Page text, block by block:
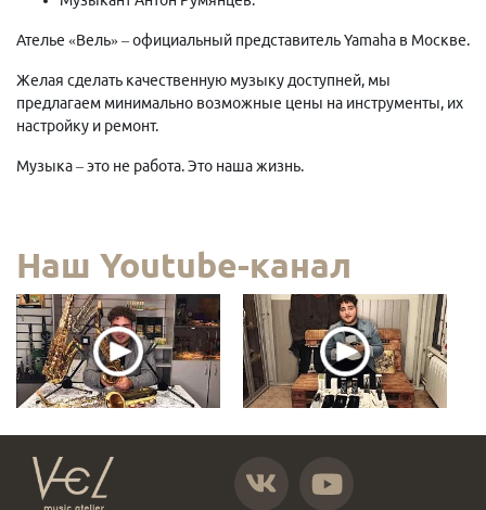
Ателье «Вель» – официальный представитель Yamaha в Москве.
Желая сделать качественную музыку доступней, мы
предлагаем минимально возможные цены на инструменты, их
настройку и ремонт.
Музыка – это не работа. Это наша жизнь.
Наш Youtube-канал